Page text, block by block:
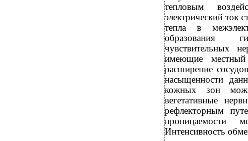
тепловым
электрический ток
тепла в
образования
чувствительных
имеющие местный
расширение
насыщенности
кожных зон
вегетативные
рефлекторным
проницаемости
Интенсивность